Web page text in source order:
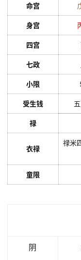
命宫
身宫
四宫
七政
小限
受生钱
禄
衣禄
禄米
童限
阴